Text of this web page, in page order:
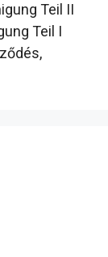
Teil II
Teil I